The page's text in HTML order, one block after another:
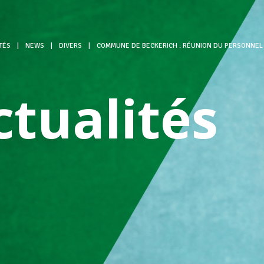
NEWS DIVERS COMMUNE DE BECKERICH : RÉUNION DU